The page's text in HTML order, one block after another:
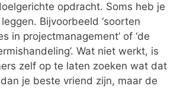
opdracht. Soms heb je
Bijvoorbeeld ‘soorten
in projectmanagement’ of ‘de
Wat niet werkt, is
zelf op te laten zoeken wat dat
je beste vriend zijn, maar de